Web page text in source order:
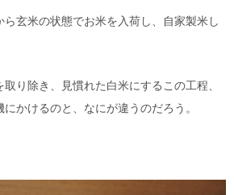
玄米の状態でお米を入荷し、自家製米し
り除き、見慣れた白米にするこの工程、
かけるのと、なにが違うのだろう。